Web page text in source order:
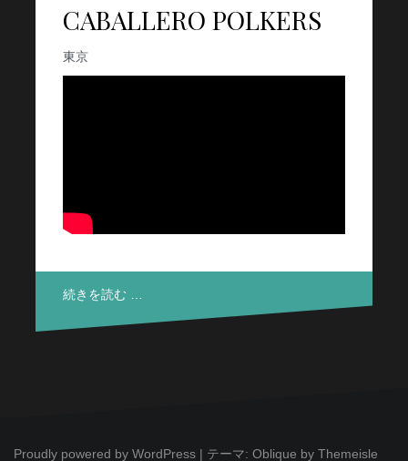
CABALLERO POLKERS
東京
続きを読む …
Proudly powered by WordPress | テーマ: Oblique by Themeisle